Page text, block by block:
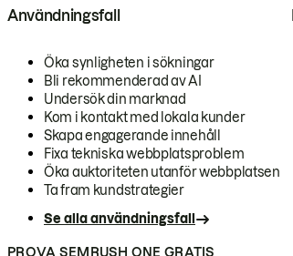
Användningsfall
Öka synligheten i sökningar
Bli rekommenderad av AI
Undersök din marknad
Kom i kontakt med lokala kunder
Skapa engagerande innehåll
Fixa tekniska webbplatsproblem
Öka auktoriteten utanför webbplatsen
Ta fram kundstrategier
Se alla användningsfall
PROVA SEMRUSH ONE GRATIS